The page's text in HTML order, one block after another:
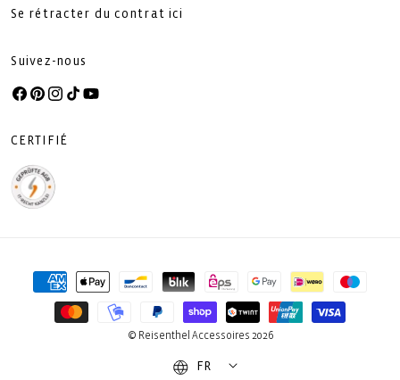
Se rétracter du contrat ici
Suivez-nous
Facebook
Pinterest
Instagram
TikTokYouTube
CERTIFIÉ
Moyens
paiement
© Reisenthel Accessoires 2026
FR